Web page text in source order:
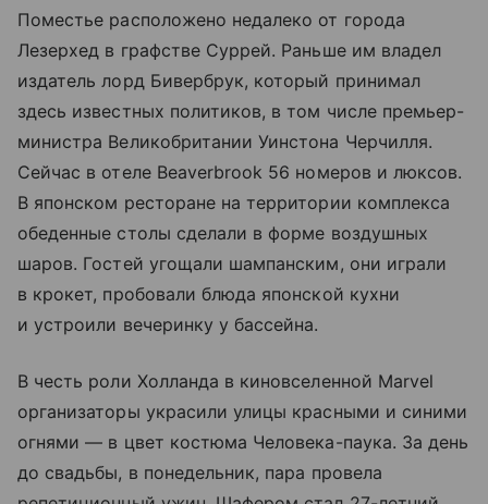
Поместье расположено недалеко от города
Лезерхед в графстве Суррей. Раньше им владел
издатель лорд Бивербрук, который принимал
здесь известных политиков, в том числе премьер-
министра Великобритании Уинстона Черчилля.
Сейчас в отеле Beaverbrook 56 номеров и люксов.
В японском ресторане на территории комплекса
обеденные столы сделали в форме воздушных
шаров. Гостей угощали шампанским, они играли
в крокет, пробовали блюда японской кухни
и устроили вечеринку у бассейна.
В честь роли Холланда в киновселенной Marvel
организаторы украсили улицы красными и синими
огнями — в цвет костюма Человека-паука. За день
до свадьбы, в понедельник, пара провела